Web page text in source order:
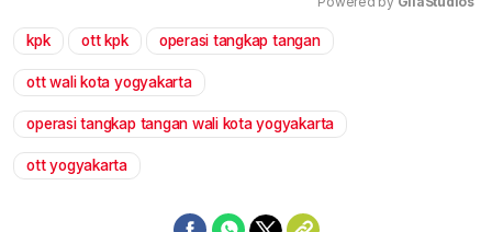
kpk ott kpk operasi tangkap tangan
ott wali kota yogyakarta
operasi tangkap tangan wali kota yogyakarta
ott yogyakarta